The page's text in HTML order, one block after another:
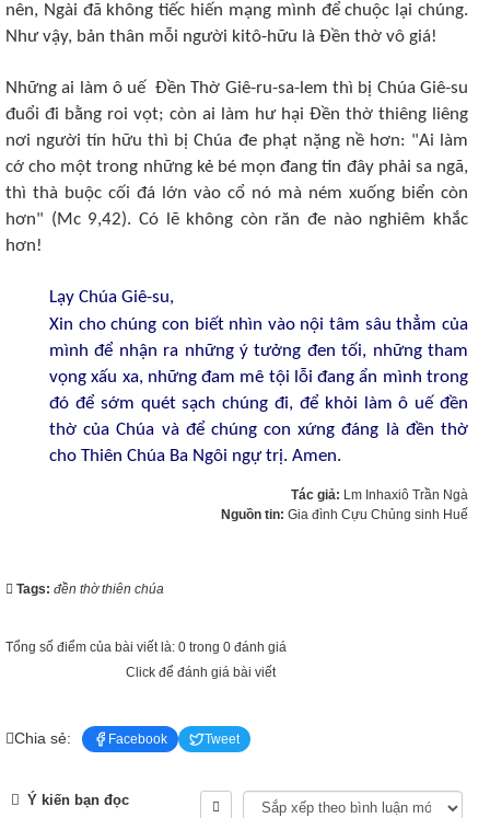
nên, Ngài đã không tiếc hiến mạng mình để chuộc lại chúng.
Như vậy, bản thân mỗi người kitô-hữu là Đền thờ vô giá!
Những ai làm ô uế Đền Thờ Giê-ru-sa-lem thì bị Chúa Giê-su
đuổi đi bằng roi vọt; còn ai làm hư hại Đền thờ thiêng liêng
nơi người tín hữu thì bị Chúa đe phạt nặng nề hơn: "Ai làm
cớ cho một trong những kẻ bé mọn đang tin đây phải sa ngã,
thì thà buộc cối đá lớn vào cổ nó mà ném xuống biển còn
hơn" (Mc 9,42). Có lẽ không còn răn đe nào nghiêm khắc
hơn!
Lạy Chúa Giê-su,
Xin cho chúng con biết nhìn vào nội tâm sâu thẳm của
mình để nhận ra những ý tưởng đen tối, những tham
vọng xấu xa, những đam mê tội lỗi đang ẩn mình trong
đó để sớm quét sạch chúng đi, để khỏi làm ô uế đền
thờ của Chúa và để chúng con xứng đáng là đền thờ
cho Thiên Chúa Ba Ngôi ngự trị. Amen.
Tác giả: Lm Inhaxiô Trần Ngà
Nguồn tin: Gia đình Cựu Chủng sinh Huế
Tags: đền thờ thiên chúa
Tổng số điểm của bài viết là: 0 trong 0 đánh giá
Click để đánh giá bài viết
Chia sẻ: Facebook Tweet
Ý kiến bạn đọc